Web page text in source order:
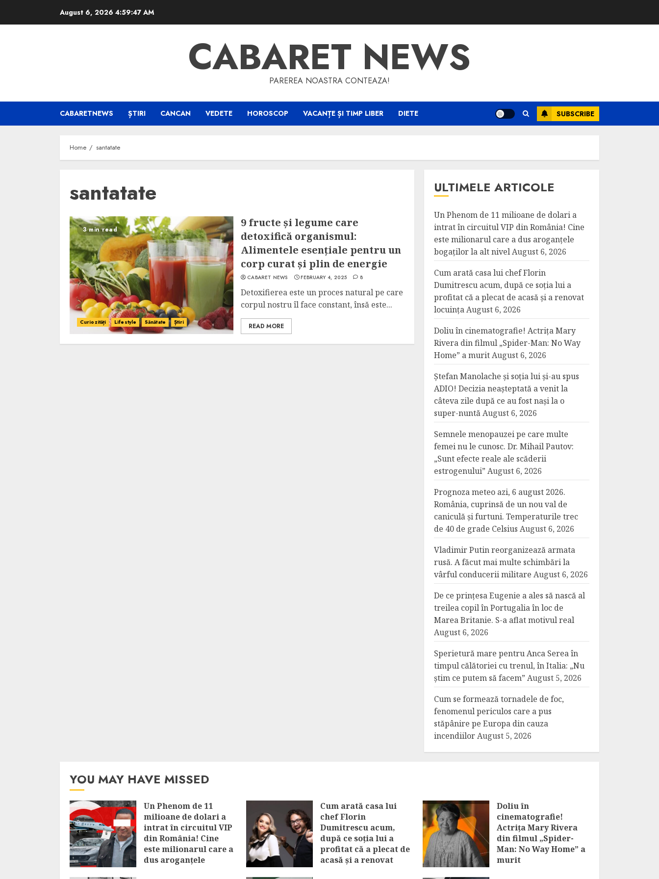
August 6, 2026 4:59:48 AM
CABARET NEWS
PAREREA NOASTRA CONTEAZA!
CABARETNEWS ȘTIRI CANCAN VEDETE HOROSCOP VACANȚE ȘI TIMP LIBER DIETE SUBSCRIBE
Home santatate
santatate
3 min read
Curiozități Lifestyle Sănătate Știri
9 fructe și legume care
detoxifică organismul:
Alimentele esențiale pentru un
corp curat și plin de energie
CABARET NEWS FEBRUARY 4, 2025 8
Detoxifierea este un proces natural pe care
corpul nostru îl face constant, însă este...
READ MORE
ULTIMELE ARTICOLE
Un Phenom de 11 milioane de dolari a
intrat în circuitul VIP din România! Cine
este milionarul care a dus aroganțele
bogaților la alt nivelAugust 6, 2026
Cum arată casa lui chef Florin
Dumitrescu acum, după ce soția lui a
profitat că a plecat de acasă și a renovat
locuințaAugust 6, 2026
Doliu în cinematografie! Actrița Mary
Rivera din filmul „Spider-Man: No Way
Home” a muritAugust 6, 2026
Ștefan Manolache și soția lui și-au spus
ADIO! Decizia neașteptată a venit la
câteva zile după ce au fost nași la o
super-nuntăAugust 6, 2026
Semnele menopauzei pe care multe
femei nu le cunosc. Dr. Mihail Pautov:
„Sunt efecte reale ale scăderii
estrogenului” August 6, 2026
Prognoza meteo azi, 6 august 2026.
România, cuprinsă de un nou val de
caniculă și furtuni. Temperaturile trec
de 40 de grade Celsius August 6, 2026
Vladimir Putin reorganizează armata
rusă. A făcut mai multe schimbări la
vârful conducerii militare August 6, 2026
De ce prințesa Eugenie a ales să nască al
treilea copil în Portugalia în loc de
Marea Britanie. S-a aflat motivul real
August 6, 2026
Sperietură mare pentru Anca Serea în
timpul călătoriei cu trenul, în Italia: „Nu
știm ce putem să facem” August 5, 2026
Cum se formează tornadele de foc,
fenomenul periculos care a pus
stăpânire pe Europa din cauza
incendiilorAugust 5, 2026
YOU MAY HAVE MISSED
Un Phenom de 11
milioane de dolari a
intrat în circuitul VIP
din România! Cine
este milionarul care a
dus aroganțele
Cum arată casa lui
chef Florin
Dumitrescu acum,
după ce soția lui a
profitat că a plecat de
acasă și a renovat
Doliu în
cinematografie!
Actrița Mary Rivera
din filmul „Spider-
Man: No Way Home” a
murit